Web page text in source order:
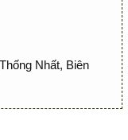
Nhất, Biên